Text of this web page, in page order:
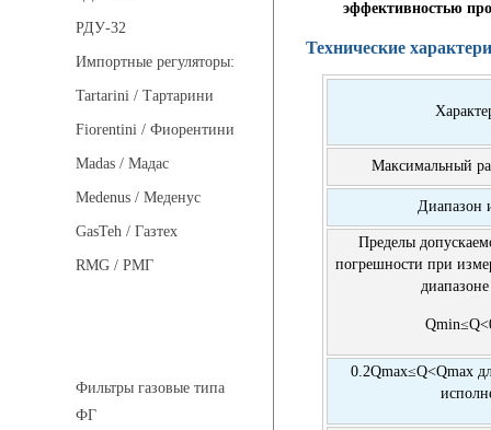
РДУ-32
Импортные регуляторы:
Tartarini / Тартарини
Fiorentini / Фиорентини
Madas / Мадас
Medenus / Меденус
GasTeh / Газтех
RMG / РМГ
Фильтры газовые типа
ФГ
эффективностью
Технические
Максимальный
Диапазон
Пределы
погрешности при
0.2Qmax≤Q<Qmax